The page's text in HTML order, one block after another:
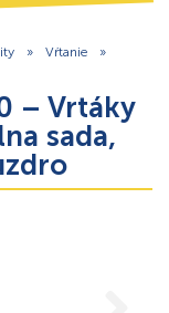
» Vŕtanie
»
– Vrtáky
sada,